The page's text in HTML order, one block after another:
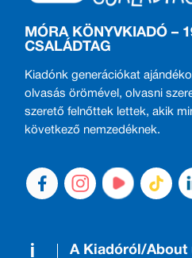
MÓRA KÖNYVKIADÓ –
CSALÁDTAG
Kiadónk generációkat
olvasás örömével, olvasni
szerető felnőttek lettek, akik
következő nemzedéknek.
A Kiadóról/About